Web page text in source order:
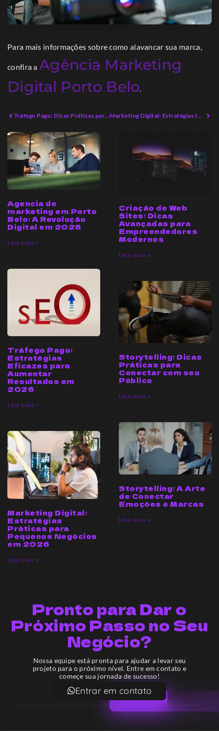
Para mais informações sobre como alavancar sua marca,
confira a Agência Marketing
Digital Porto Belo.
Tráfego Pago: Dicas Práticas para Iniciantes em 2026 Marketing Digital: Estratégias Inovadoras para 2026
Agencia de
marketing em Porto
Belo: A Revolução
Digital em 2026
Leia mais »
Criação de Web
Sites: Dicas
Avançadas para
Empreendedores
Modernos
Leia mais »
Tráfego Pago:
Estratégias
Eficazes para
Aumentar
Resultados em
2026
Leia mais »
Storytelling: Dicas
Práticas para
Conectar com seu
Público
Leia mais »
Marketing Digital:
Estratégias
Práticas para
Pequenos Negócios
em 2026
Leia mais »
Storytelling: A Arte
de Conectar
Emoções e Marcas
Leia mais »
Pronto para Dar o
Próximo Passo no Seu
Negócio?
Nossa equipe está pronta para ajudar a levar seu
projeto para o próximo nível. Entre em contato e
começe sua jornada de sucesso!
Entrar em contato